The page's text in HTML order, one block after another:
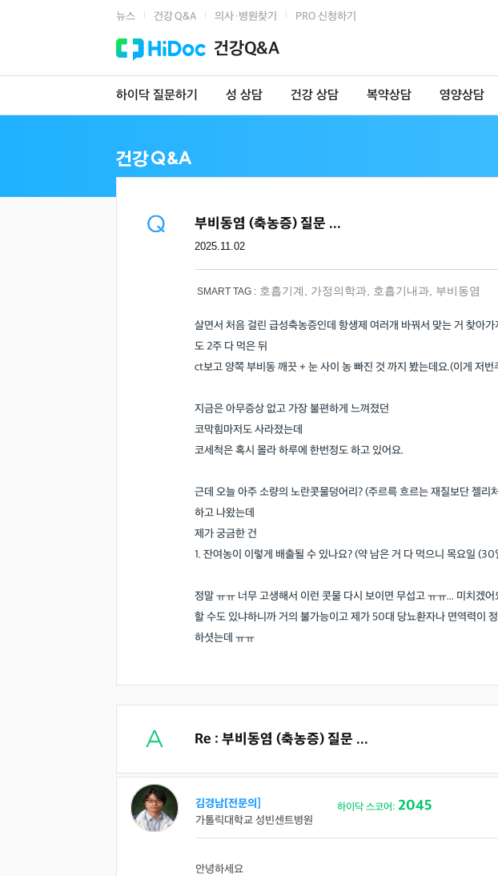
뉴스 건강 Q&A 의사·병원찾기 PRO 신청하기
건강Q&A
하이닥 질문하기 성 상담 건강 상담 복약상담 영양상담
부비동염 (축농증) 질문 ...
2025.11.02
SMART TAG : 호흡기계 가정의학과 호흡기내과 부비동염
살면서 처음 걸린 급성축농증인데 항생제 여러개 바꿔서 맞는 거 찾아
도 2주 다 먹은 뒤
ct보고 양쪽 부비동 깨끗 + 눈 사이 농 빠진 것 까지 봤는데요.(이게 저
지금은 아무증상 없고 가장 불편하게 느껴졌던
코막힘마저도 사라졌는데
코세척은 혹시 몰라 하루에 한번정도 하고 있어요.
근데 오늘 아주 소량의 노란콧물덩어리? (주르륵 흐르는 재질보단 젤
하고 나왔는데
제가 궁금한 건
1. 잔여농이 이렇게 배출될 수 있나요? (약 남은 거 다 먹으니 목요일
정말 ㅠㅠ 너무 고생해서 이런 콧물 다시 보이면 무섭고 ㅠㅠ... 미치겠
할 수도 있냐하니까 거의 불가능이고 제가 50대 당뇨환자나 면역력이
하셧는데 ㅠㅠ
Re : 부비동염 (축농증) 질문 ...
김경남[전문의]
가톨릭대학교 성빈센트병원
하이닥 스코어: 2045
안녕하세요
의사 답변왕
-
닥터홍가정의학과의원
-
이이호 전문의
약사 답변왕
-
시원